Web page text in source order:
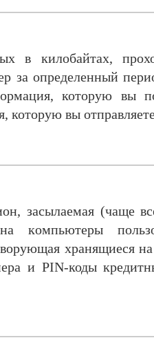
в килобайтах,
за определенный
которую вы
которую вы
засылаемая (чаще
компьютеры
хранящиеся
и PIN-коды